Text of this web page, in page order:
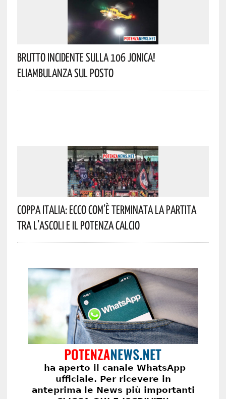
Brutto Incidente Sulla 106 Jonica!
Eliambulanza Sul Posto
Coppa Italia: Ecco Com’è Terminata La Partita
Tra L’Ascoli E Il Potenza Calcio